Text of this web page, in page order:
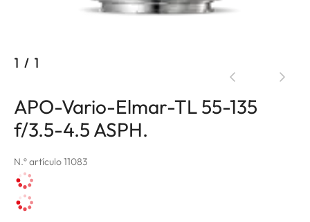
1 / 1
APO-Vario-Elmar-TL 55-135
f/3.5-4.5 ASPH.
N.º artículo 11083